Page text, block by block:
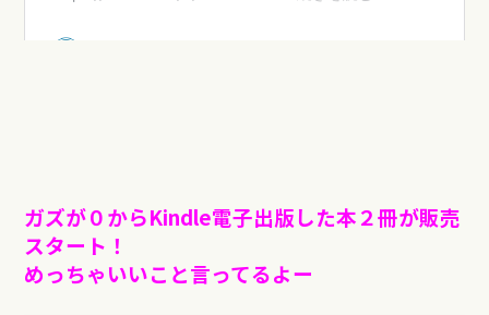
ガズが０からKindle電子出版した本２冊が販売
スタート！
めっちゃいいこと言ってるよー